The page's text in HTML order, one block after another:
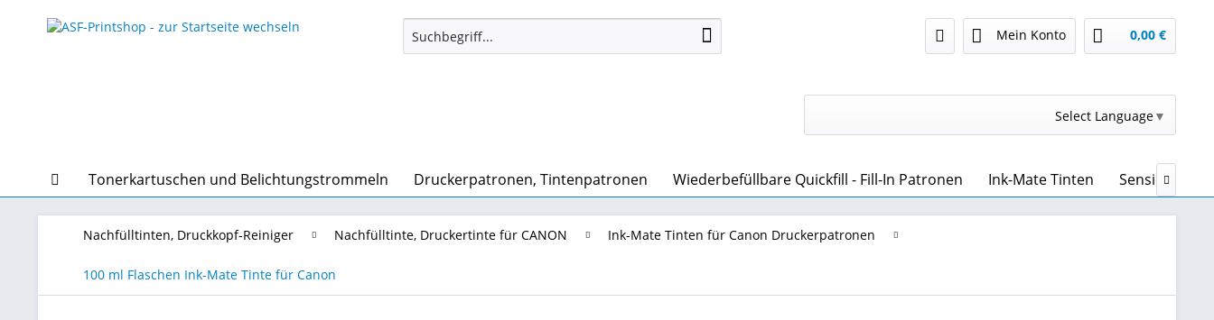
Mein Konto 0,00 €
Select Language▼
Tonerkartuschen und Belichtungstrommeln Druckerpatronen, Tintenpatronen Wiederbefüllbare Quickfill - Fill-In Patronen Ink-Mate Tinten Sensient

Nachfülltinten, Druckkopf-Reiniger Nachfülltinte, Druckertinte für CANON Ink-Mate Tinten für Canon Druckerpatronen
100 ml Flaschen Ink-Mate Tinte für Canon